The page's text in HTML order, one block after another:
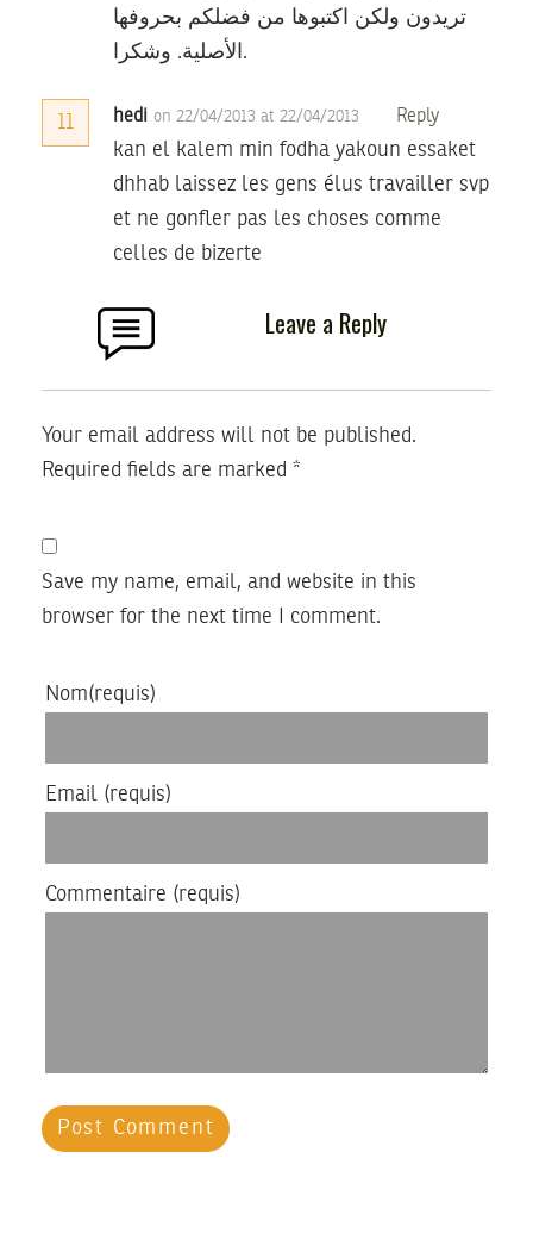
تريدون ولكن اكتبوها من فضلكم بحروفها
الأصلية. وشكرا.
11 hedi on 22/04/2013 at 22/04/2013 Reply
kan el kalem min fodha yakoun essaket
dhhab laissez les gens élus travailler svp
et ne gonfler pas les choses comme
celles de bizerte
Leave a Reply
Your email address will not be published.
Required fields are marked *
Save my name, email, and website in this
browser for the next time I comment.
Nom(requis)
Email (requis)
Commentaire (requis)